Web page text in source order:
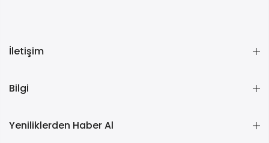
İletişim
Bilgi
Yeniliklerden Haber Al